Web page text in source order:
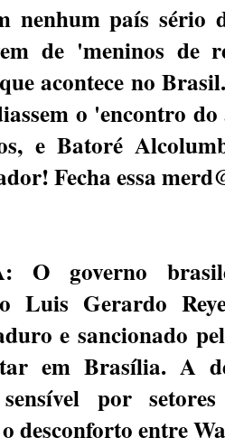
nenhum país sério
de 'meninos de
acontece no
o 'encontro
e Batoré
Fecha essa
O governo
Luis Gerardo
e sancionado
em Brasília. A
por
desconforto entre